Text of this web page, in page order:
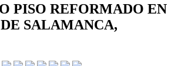
PISO REFORMADO EN
SALAMANCA,